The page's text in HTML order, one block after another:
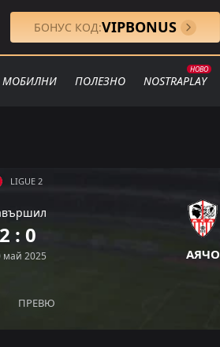
БОНУС КОД:VIPBONUS
МОБИЛНИ ПОЛЕЗНО NOSTRAPLAY
LIGUE 2
2 : 0
май 2025 АЯЧО
ПРЕВЮ